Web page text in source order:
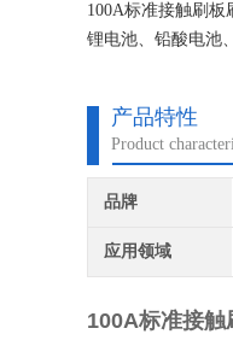
100A标准接触刷板
锂电池、铅酸电池
产品特性
Product
品牌
应用领域
100A标准接触